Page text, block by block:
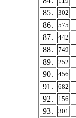
85.
302
86.
575
87.
442
88.
749
89.
252
90.
456
91.
682
92.
156
93.
301